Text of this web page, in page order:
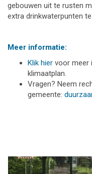
gebouwen uit te rusten
extra drinkwaterpunten
Meer informatie:
Klik hier voor meer
klimaatplan.
Vragen? Neem
gemeente: